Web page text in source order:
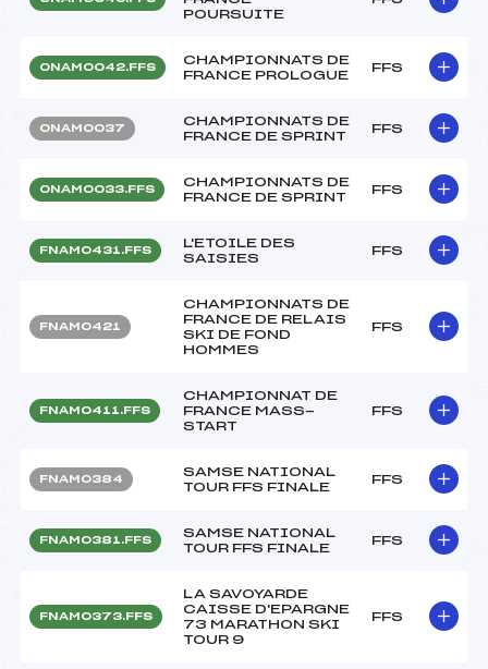
POURSUITE
ONAM0042.FFS
CHAMPIONNATS DE
FRANCE PROLOGUE
FFS
ONAM0037
CHAMPIONNATS DE
FRANCE DE SPRINT
FFS
ONAM0033.FFS
CHAMPIONNATS DE
FRANCE DE SPRINT
FFS
FNAM0431.FFS
L'ETOILE DES
SAISIES
FFS
FNAM0421
CHAMPIONNATS DE
FRANCE DE RELAIS
SKI DE FOND
HOMMES
FFS
FNAM0411.FFS
CHAMPIONNAT DE
FRANCE MASS-
START
FFS
FNAM0384
SAMSE NATIONAL
TOUR FFS FINALE
FFS
FNAM0381.FFS
SAMSE NATIONAL
TOUR FFS FINALE
FFS
FNAM0373.FFS
LA SAVOYARDE
CAISSE D'EPARGNE
73 MARATHON SKI
TOUR 9
FFS